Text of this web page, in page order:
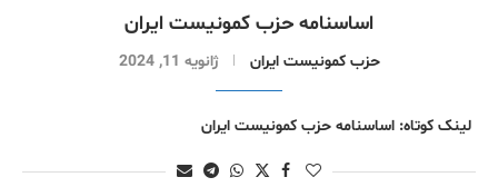
اساسنامه حزب کمونیست ایران
حزب کمونیست ایران ژانویه 11, 2024
لینک کوتاه: اساسنامه حزب کمونیست ایران